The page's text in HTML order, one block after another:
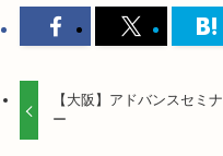
【大阪】アドバンスセミナ
ー